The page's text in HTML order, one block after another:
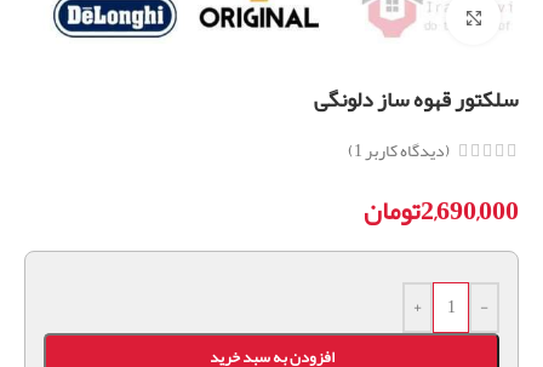
برای بزرگنمایی کلیک کنید
سلکتور قهوه ساز دلونگی
(دیدگاه کاربر1
)
2,690,000تومان
-
+
افزودن به سبد خرید